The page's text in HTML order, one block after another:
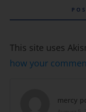
This site uses
how your
mercy